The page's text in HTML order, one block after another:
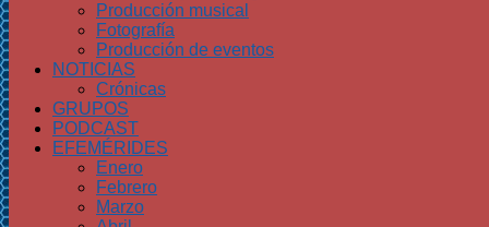
Producción musical
Fotografía
Producción de eventos
NOTICIAS
Crónicas
GRUPOS
PODCAST
EFEMÉRIDES
Enero
Febrero
Marzo